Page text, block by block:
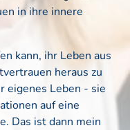
in ihre innere
kann, ihr Leben aus
heraus zu
eigenes Leben - sie
auf eine
Das ist dann mein